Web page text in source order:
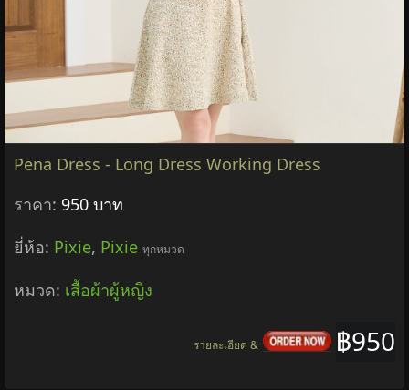
Pena Dress - Long Dress Working Dress
ราคา: 950 บาท
ยี่ห้อ: Pixie, Pixie ทุกหมวด
หมวด: เสื้อผ้าผู้หญิง
฿950
รายละเอียด &